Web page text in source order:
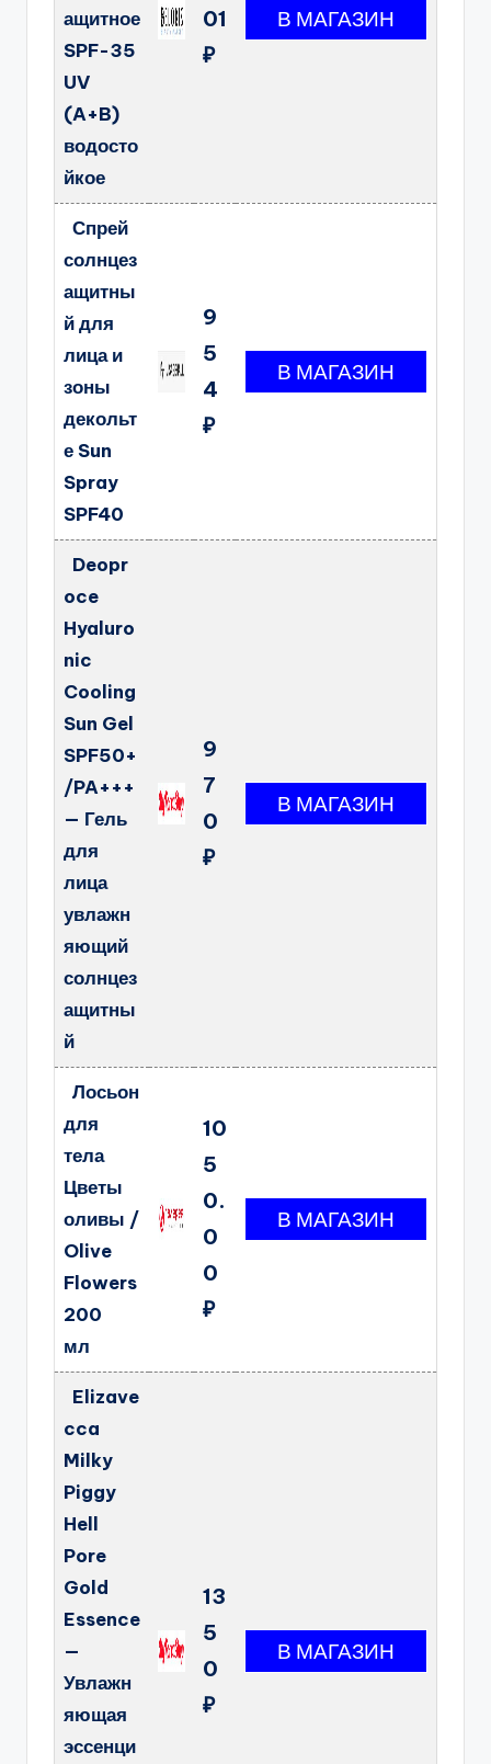
ащитное
SPF-35
UV
(A+B)
водосто
йкое
01
₽
Спрей
солнцез
ащитны
й для
лица и
зоны
декольт
е Sun
Spray
SPF40
9
5
4
₽
Deopr
oce
Hyaluro
nic
Cooling
Sun Gel
SPF50+
/PA+++
— Гель
для
лица
увлажн
яющий
солнцез
ащитны
й
9
7
0
₽
Лосьон
для
тела
Цветы
оливы /
Olive
Flowers
200
мл
10
5
0.
0
0
₽
Elizave
cca
Milky
Piggy
Hell
Pore
Gold
Essence
—
Увлажн
яющая
эссенци
13
5
0
₽